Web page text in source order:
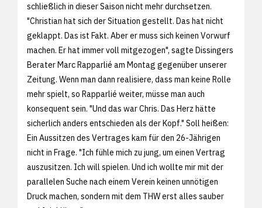
schließlich in dieser Saison nicht mehr durchsetzen.
"Christian hat sich der Situation gestellt. Das hat nicht
geklappt. Das ist Fakt. Aber er muss sich keinen Vorwurf
machen. Er hat immer voll mitgezogen", sagte Dissingers
Berater Marc Rapparlié am Montag gegenüber unserer
Zeitung. Wenn man dann realisiere, dass man keine Rolle
mehr spielt, so Rapparlié weiter, müsse man auch
konsequent sein. "Und das war Chris. Das Herz hätte
sicherlich anders entschieden als der Kopf." Soll heißen:
Ein Aussitzen des Vertrages kam für den 26-Jährigen
nicht in Frage. "Ich fühle mich zu jung, um einen Vertrag
auszusitzen. Ich will spielen. Und ich wollte mir mit der
parallelen Suche nach einem Verein keinen unnötigen
Druck machen, sondern mit dem THW erst alles sauber